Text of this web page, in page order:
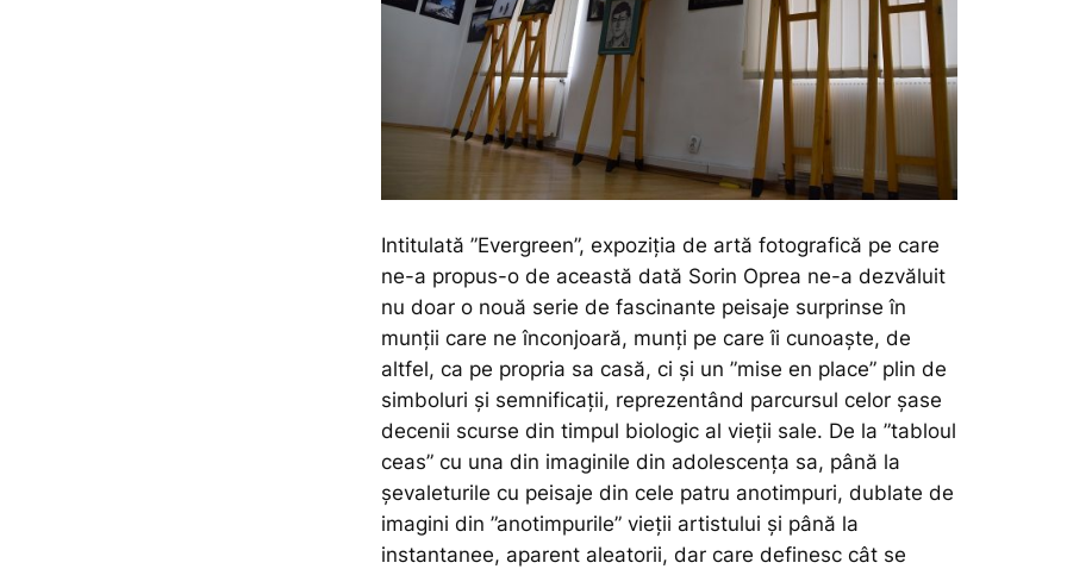
Intitulată ”Evergreen”, expoziția de artă fotografică pe care
ne-a propus-o de această dată Sorin Oprea ne-a dezvăluit
nu doar o nouă serie de fascinante peisaje surprinse în
munții care ne înconjoară, munți pe care îi cunoaște, de
altfel, ca pe propria sa casă, ci și un ”mise en place” plin de
simboluri și semnificații, reprezentând parcursul celor șase
decenii scurse din timpul biologic al vieții sale. De la ”tabloul
ceas” cu una din imaginile din adolescența sa, până la
șevaleturile cu peisaje din cele patru anotimpuri, dublate de
imagini din ”anotimpurile” vieții artistului și până la
instantanee, aparent aleatorii, dar care definesc cât se